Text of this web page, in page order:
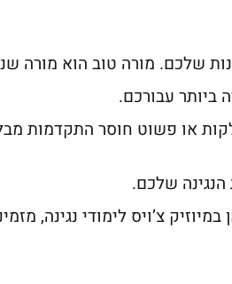
שלכם. מורה טוב הוא מורה
ביותר עבורכם.
או פשוט חוסר
שלכם.
צ’ויס לימודי נגינה,